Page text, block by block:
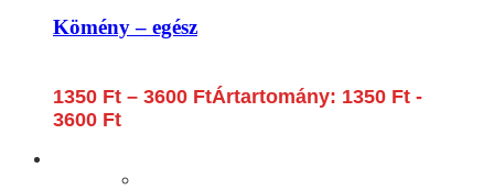
Kömény – egész
1350 Ft – 3600 FtÁrtartomány: 1350 Ft -
3600 Ft